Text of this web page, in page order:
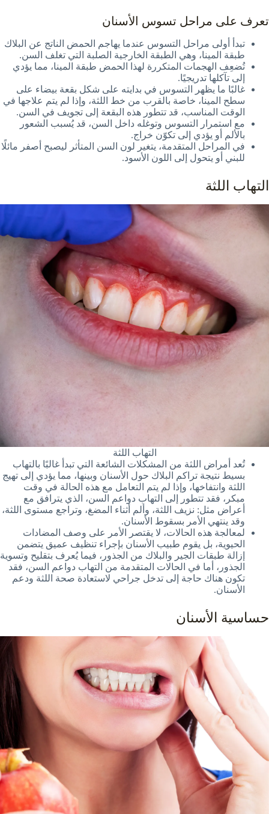
تعرف على مراحل تسوس الأسنان
تبدأ أولى مراحل التسوس عندما يهاجم الحمض الناتج عن البلاك
طبقة المينا، وهي الطبقة الخارجية الصلبة التي تغلف السن.
تُضعِف الهجمات المتكررة لهذا الحمض طبقة المينا، مما يؤدي
إلى تآكلها تدريجيًا.
غالبًا ما يظهر التسوس في بدايته على شكل بقعة بيضاء على
سطح المينا، خاصة بالقرب من خط اللثة، وإذا لم يتم علاجها في
الوقت المناسب، قد تتطور هذه البقعة إلى تجويف في السن.
مع استمرار التسوس وتوغله داخل السن، قد يُسبب الشعور
بالألم أو يؤدي إلى تكوّن خراج.
في المراحل المتقدمة، يتغير لون السن المتأثر ليصبح أصفر مائلًا
للبني أو يتحول إلى اللون الأسود.
التهاب اللثة
التهاب اللثة
تُعد أمراض اللثة من المشكلات الشائعة التي تبدأ غالبًا بالتهاب
بسيط نتيجة تراكم البلاك حول الأسنان وبينها، مما يؤدي إلى تهيج
اللثة وانتفاخها، وإذا لم يتم التعامل مع هذه الحالة في وقت
مبكر، فقد تتطور إلى التهاب دواعم السن، الذي يترافق مع
أعراض مثل: نزيف اللثة، وألم أثناء المضغ، وتراجع مستوى اللثة،
وقد ينتهي الأمر بسقوط الأسنان.
لمعالجة هذه الحالات، لا يقتصر الأمر على وصف المضادات
الحيوية، بل يقوم طبيب الأسنان بإجراء تنظيف عميق يتضمن
إزالة طبقات الجير والبلاك من الجذور، فيما يُعرف بتقليح وتسوية
الجذور، أما في الحالات المتقدمة من التهاب دواعم السن، فقد
تكون هناك حاجة إلى تدخل جراحي لاستعادة صحة اللثة ودعم
الأسنان.
حساسية الأسنان